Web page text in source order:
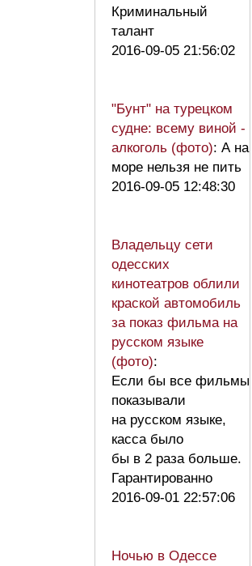
Криминальный
талант
2016-09-05 21:56:02
"Бунт" на турецком
судне: всему виной -
алкоголь (фото): А на
море нельзя не пить
2016-09-05 12:48:30
Владельцу сети
одесских
кинотеатров облили
краской автомобиль
за показ фильма на
русском языке
(фото):
Если бы все фильмы
показывали
на русском языке,
касса было
бы в 2 раза больше.
Гарантированно
2016-09-01 22:57:06
Ночью в Одессе